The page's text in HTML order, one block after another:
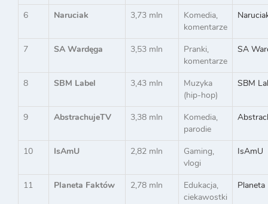
6 Naruciak 3,73 mln
Komedia,
komentarze
7 SA Wardęga 3,53 mln
Pranki,
komentarze
SA
8 SBM Label 3,43 mln
Muzyka
(hip-hop)
SBM
9 AbstrachujeTV 3,38 mln
Komedia,
parodie
10 IsAmU 2,82 mln
Gaming,
vlogi
IsAmU
11 Planeta Faktów 2,78 mln
Edukacja,
ciekawostki